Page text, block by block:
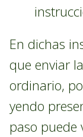
En dichas
que enviar
ordinario,
yendo
paso puede